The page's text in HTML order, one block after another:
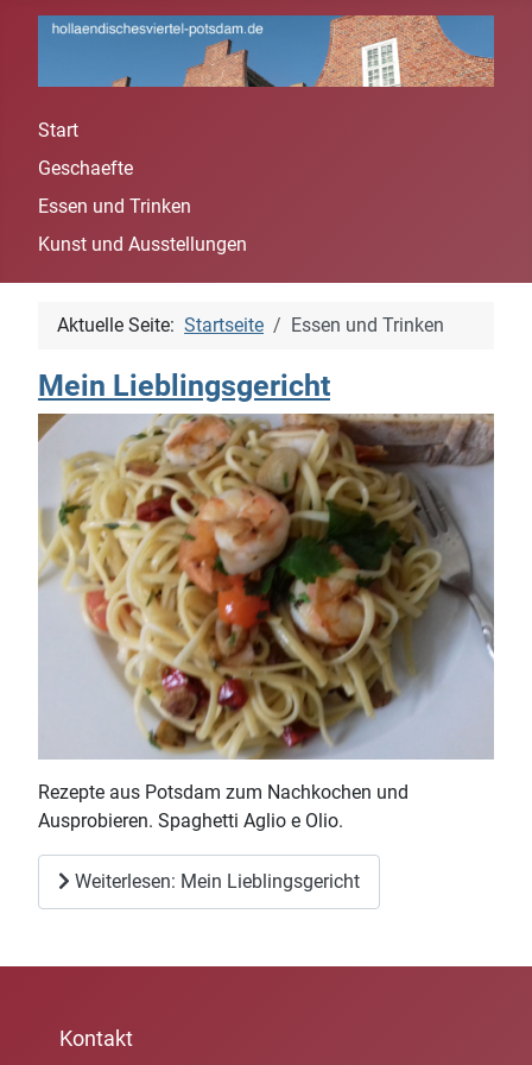
Start
Geschaefte
Essen und Trinken
Kunst und Ausstellungen
Aktuelle Seite: Startseite Essen und Trinken
Mein Lieblingsgericht
Rezepte aus Potsdam zum Nachkochen und
Ausprobieren. Spaghetti Aglio e Olio.
Weiterlesen: Mein Lieblingsgericht
Kontakt